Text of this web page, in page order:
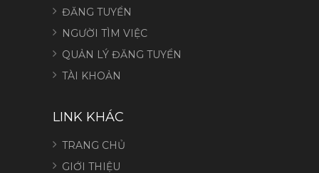
ĐĂNG TUYỂN
NGƯỜI TÌM VIỆC
QUẢN LÝ ĐĂNG TUYỂN
TÀI KHOẢN
LINK KHÁC
TRANG CHỦ
GIỚI THIỆU